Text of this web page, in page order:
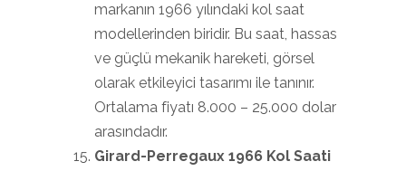
markanın 1966 yılındaki kol saat
modellerinden biridir. Bu saat, hassas
ve güçlü mekanik hareketi, görsel
olarak etkileyici tasarımı ile tanınır.
Ortalama fiyatı 8.000 – 25.000 dolar
arasındadır.
Girard-Perregaux 1966 Kol Saati